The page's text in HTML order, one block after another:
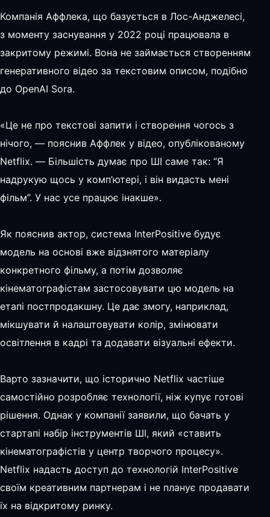
Компанія Аффлека, що базується в Лос-Анджелесі,
з моменту заснування у 2022 році працювала в
закритому режимі. Вона не займається створенням
генеративного відео за текстовим описом, подібно
до OpenAI Sora.
«Це не про текстові запити і створення чогось з
нічого, — пояснив Аффлек у відео, опублікованому
Netflix. — Більшість думає про ШІ саме так: “Я
надрукую щось у комп’ютері, і він видасть мені
фільм”. У нас усе працює інакше».
Як пояснив актор, система InterPositive будує
модель на основі вже відзнятого матеріалу
конкретного фільму, а потім дозволяє
кінематографістам застосовувати цю модель на
етапі постпродакшну. Це дає змогу, наприклад,
мікшувати й налаштовувати колір, змінювати
освітлення в кадрі та додавати візуальні ефекти.
Варто зазначити, що історично Netflix частіше
самостійно розробляє технології, ніж купує готові
рішення. Однак у компанії заявили, що бачать у
стартапі набір інструментів ШІ, який «ставить
кінематографістів у центр творчого процесу».
Netflix надасть доступ до технологій InterPositive
своїм креативним партнерам і не планує продавати
їх на відкритому ринку.